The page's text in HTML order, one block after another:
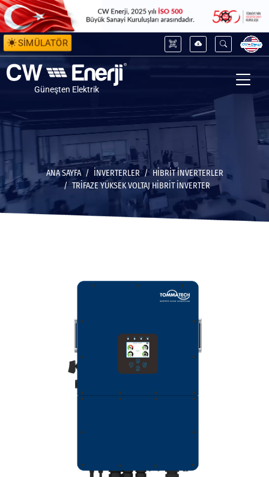
SİMÜLATÖR
Güneşten Elektrik
ANA SAYFA İNVERTERLER
HIBRIT İNVERTERLER
TRIFAZE YÜKSEK VOLTAJ HIBRIT İNVERTER